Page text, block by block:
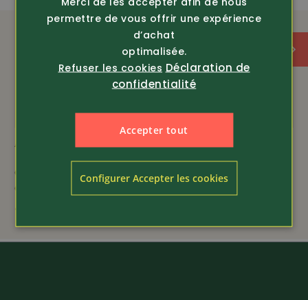
Article 376333
Chemise en coton de
qualité
Chemise en coton
permettre de vous offrir une expérience
d’achat
optimalisée.
Refuser les cookies Déclaration de
confidentialité
Accepter tout
Configurer Accepter les cookies